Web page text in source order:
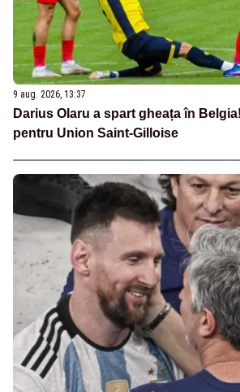
9 aug. 2026, 13:37
Darius Olaru a spart gheața în
pentru Union Saint-Gilloise